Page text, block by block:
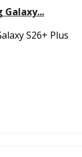
Galaxy...
S26+ Plus